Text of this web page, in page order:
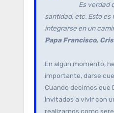
Es verdad
santidad, etc. Esto es
integrarse en un
Papa Francisco,
En algún momento,
importante, darse
Cuando decimos que
invitados a vivir con
realizarnos como